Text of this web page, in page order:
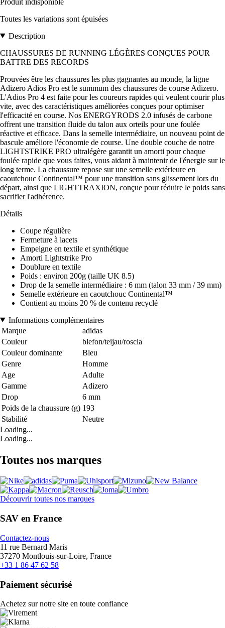
Toutes les variations sont épuisées
Description
CHAUSSURES DE RUNNING LÉGÈRES CONÇUES POUR
BATTRE DES RECORDS
Prouvées être les chaussures les plus gagnantes au monde, la ligne
Adizero Adios Pro est le summum des chaussures de course Adizero.
L'Adios Pro 4 est faite pour les coureurs rapides qui veulent courir plus
vite, avec des caractéristiques améliorées conçues pour optimiser
l'efficacité en course. Nos ENERGYRODS 2.0 infusés de carbone
offrent une transition fluide du talon aux orteils pour une foulée
réactive et efficace. Dans la semelle intermédiaire, un nouveau point de
bascule améliore l'économie de course. Une double couche de notre
LIGHTSTRIKE PRO ultralégère garantit un amorti pour chaque
foulée rapide que vous faites, vous aidant à maintenir de l'énergie sur le
long terme. La chaussure repose sur une semelle extérieure en
caoutchouc Continental™ pour une transition sans glissement lors du
départ, ainsi que LIGHTTRAXION, conçue pour réduire le poids sans
sacrifier l'adhérence.
Détails
Coupe régulière
Fermeture à lacets
Empeigne en textile et synthétique
Amorti Lightstrike Pro
Doublure en textile
Poids : environ 200g (taille UK 8.5)
Drop de la semelle intermédiaire : 6 mm (talon 33 mm / 39 mm)
Semelle extérieure en caoutchouc Continental™
Contient au moins 20 % de contenu recyclé
Informations complémentaires
Marque
adidas
Couleur
blefon/teijau/roscla
Couleur dominante
Bleu
Genre
Homme
Age
Adulte
Gamme
Adizero
Drop
6 mm
Poids de la chaussure (g) 193
Stabilité
Neutre
Loading...
Loading...
Toutes nos marques
Découvrir toutes nos marques
SAV en France
Contactez-nous
11 rue Bernard Maris
37270 Montlouis-sur-Loire, France
+33 1 86 47 62 58
Paiement sécurisé
Achetez sur notre site en toute confiance